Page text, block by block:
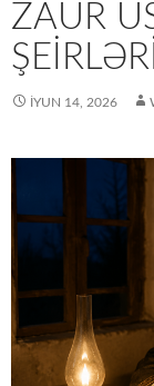
ZAUR
ŞEIRLƏRI
İYUN 14, 2026